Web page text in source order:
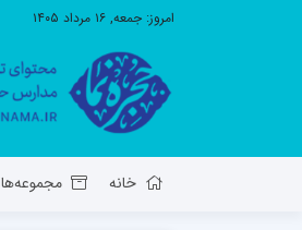
امروز: جمعه, ۱۶ مرداد ۱۴۰۵
خانه مجموعه‌ها